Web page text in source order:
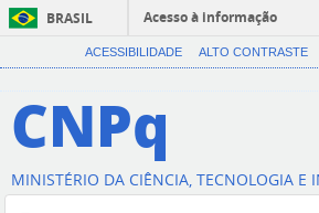
BRASIL
Acesso à informação
ACESSIBILIDADE ALTO CONTRASTE
CNPq
MINISTÉRIO DA CIÊNCIA, TECNOLOGIA E